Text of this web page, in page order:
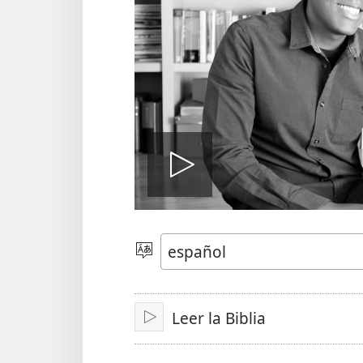
video
Elegir
idioma
Reproducir
Leer la Biblia